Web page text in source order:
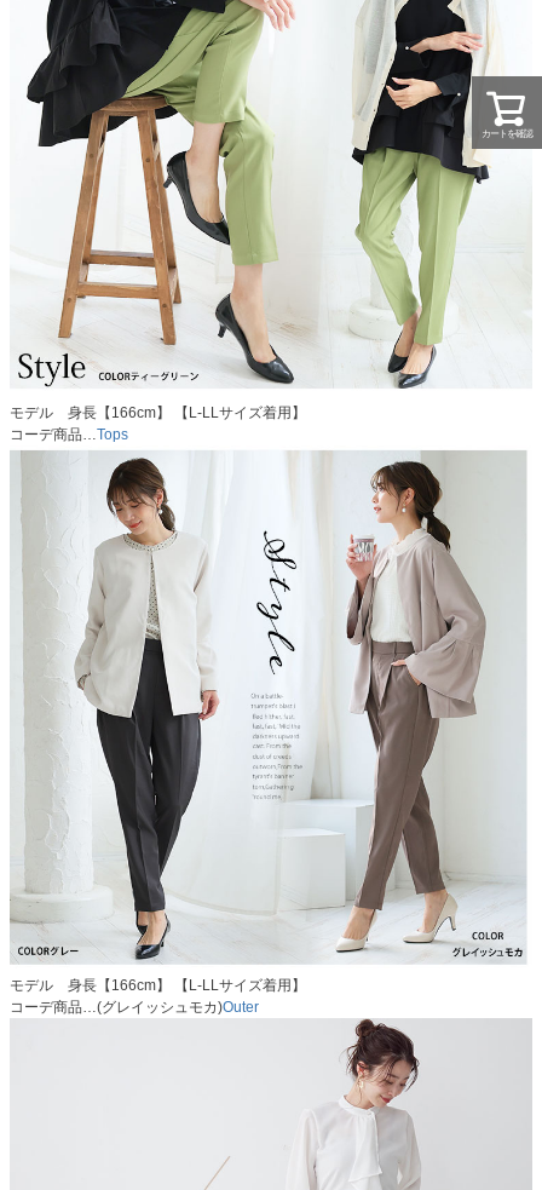
モデル 身長【166cm】 【L-LLサイズ着用】
コーデ商品… Tops
モデル 身長【166cm】 【L-LLサイズ着用】
コーデ商品…(グレイッシュモカ)Outer
カートを確認